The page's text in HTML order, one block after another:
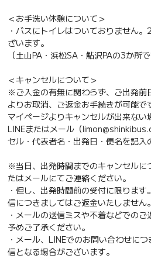
＜お手洗い休憩について＞
・バスにトイレはついておりません
ざいます。
（土山PA・浜松SA・鮎沢PAの3か所で
＜キャンセルについて＞
※ご入金の有無に関わらず、ご出発
よりお取消、ご返金お手続きが可能で
マイページよりキャンセルが出来な
LINEまたはメール（
セル・代表者名・出発日・便名を記入
※当日、出発時間までのキャンセルに
たはメールにてご連絡ください。
・但し、出発時間前の受付に限りま
信につきましてはご返金いたしません。
・メールの送信ミスや不着などでのご
予めご了承ください。
・メール、LINEでのお問い合わせに
信となる場合がございます。